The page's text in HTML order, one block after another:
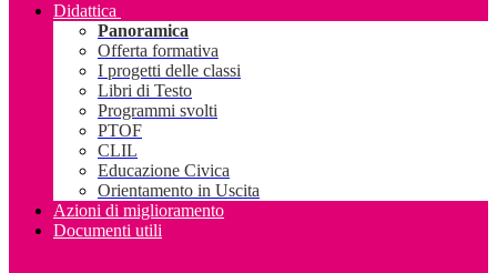
Didattica
Panoramica
Offerta formativa
I progetti delle classi
Libri di Testo
Programmi svolti
PTOF
CLIL
Educazione Civica
Orientamento in Uscita
Azioni di miglioramento
Documenti utili